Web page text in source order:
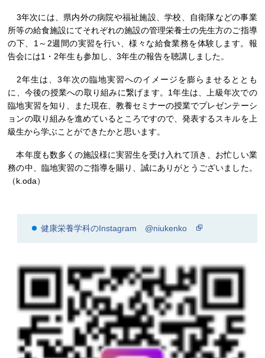
3年次には、県内外の病院や福祉施設、学校、自衛隊などの事業
所等の給食施設にてそれぞれの施設の管理栄養士の先生方のご指導
の下、1～2週間の実習を行い、様々な給食業務を体験します。報
告会には1・2年生も参加し、3年生の報告を聴講しました。
2年生は、3年次の臨地実習へのイメージを膨らませるととも
に、今後の授業への取り組みに繋げます。1年生は、上級年次での
臨地実習を知り、また現在、教養セミナーの授業でプレゼンテーシ
ョンの取り組みを進めているところですので、発表するスキルを上
級生から学ぶことができたかと思います。
本年度も数多くの施設様に実習生を受け入れて頂き、お忙しい業
務の中、臨地実習のご指導を賜り、誠にありがとうございました。
（k.oda）
健康栄養学科のInstagram @niukenko